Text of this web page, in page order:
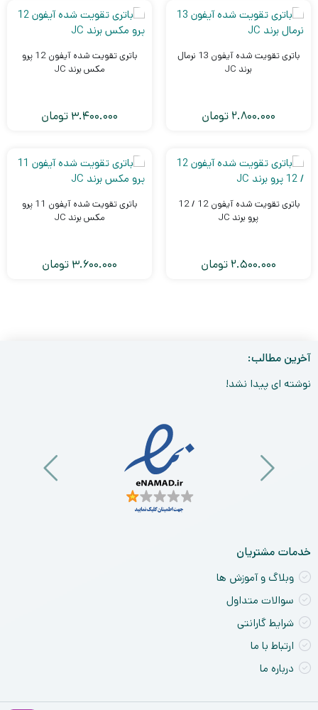
4.200.000
تومان
3.600.000
تومان.
باتری تقویت شده آیفون 13 نرمال
برند JC
2.800.000 تومان
باتری تقویت شده آیفون 12 پرو
مکس برند JC
3.400.000 تومان
باتری تقویت شده آیفون 12 / 12
پرو برند JC
2.500.000 تومان
باتری تقویت شده آیفون 11 پرو
مکس برند JC
3.600.000 تومان
آخرین مطالب:
نوشته ای پیدا نشد!
خدمات مشتریان
وبلاگ و آموزش ها
سوالات متداول
شرایط گارانتی
ارتباط با ما
درباره ما